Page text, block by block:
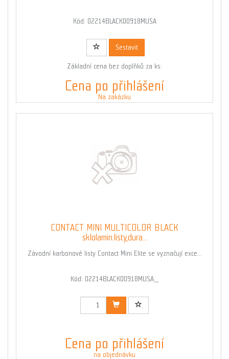
Kód: 02214BLACK00918MUSA
Sestavit
Základní cena bez doplňků za ks:
Cena po přihlášení
Na zakázku
CONTACT MINI MULTICOLOR BLACK
sklolamin.listy,dura...
Závodní karbonové listy Contact Mini Elite se vyznačují exce...
Kód: 02214BLACK00918MUSA_
Cena po přihlášení
na objednávku